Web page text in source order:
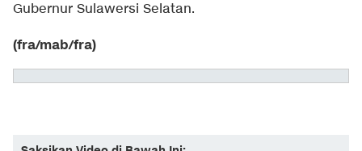
Gubernur Sulawersi Selatan.
(fra/mab/fra)